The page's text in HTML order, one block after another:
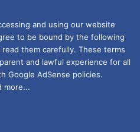
and using our website
to be bound by the following
them carefully. These terms
and lawful experience for all
Google AdSense policies.
more...